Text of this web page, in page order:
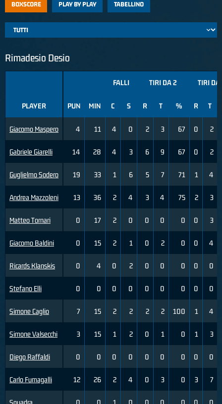
BOXSCORE PLAY BY PLAY TABELLINO
Rimadesio Desio
PLAYER
Giacomo Maspero
Gabriele Giarelli
Guglielmo Sodero
Andrea Mazzoleni
Matteo Tornari
Giacomo Baldini
Ricards Klanskis
Stefano Elli
Simone Caglio
Simone Valsecchi
Diego Raffaldi
Carlo Fumagalli
FALLI TIRI DA 2 TIRI DA
PUN MIN C S R T % R T
4 11 4 0 2 3 67 0 2
14 28 4 3 6 9 67 0 2
19 33 1 6 5 7 71 1 4
13 36 2 4 3 4 75 2 3
0 17 2 0 0 0 0 0 3
0 15 2 1 0 2 0 0 4
0 4 0 2 0 0 0 0 0
0 0 0 0 0 0 0 0 0
7 15 2 2 2 2 100 1 4
3 15 1 2 0 1 0 1 3
0 0 0 0 0 0 0 0 0
12 26 2 4 0 3 0 3 7